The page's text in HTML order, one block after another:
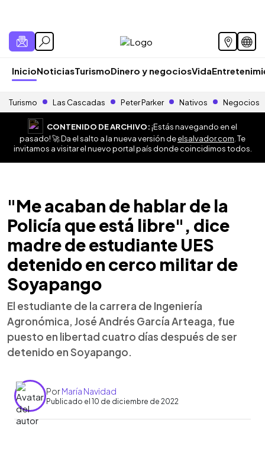
InicioNoticiasTurismoDinero y negociosVida
Turismo Las Cascadas Peter Parker Nativos Negocios
CONTENIDO DE ARCHIVO:¡Estás navegando en el
pasado! 🚀 Da el salto a la nueva versión deelsalvador.com . Te
invitamos a visitar el nuevo portal país donde coincidimos todos.
"Me acaban de hablar de la
Policía que está libre", dice
madre de estudiante UES
detenido en cerco militar de
Soyapango
El estudiante de la carrera de Ingeniería
Agronómica, José Andrés García Arteaga, fue
puesto en libertad cuatro días después de ser
detenido en Soyapango.
PorMaría Navidad
Publicado el 10 de diciembre de 2022